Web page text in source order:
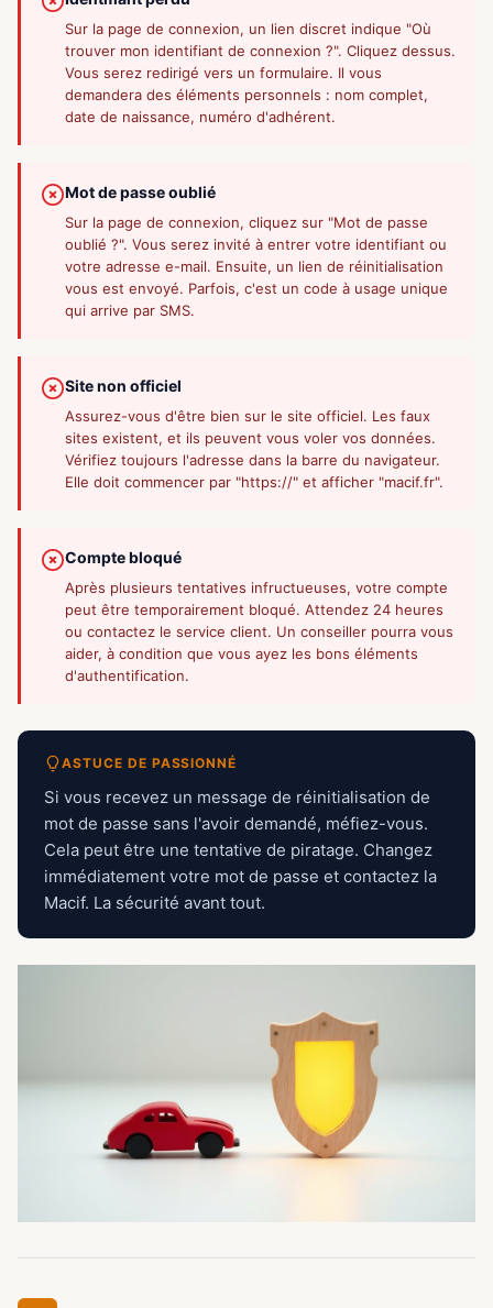
Sur la page de connexion, un lien discret indique "Où
trouver mon identifiant de connexion ?". Cliquez dessus.
Vous serez redirigé vers un formulaire. Il vous
demandera des éléments personnels : nom complet,
date de naissance, numéro d'adhérent.
Mot de passe oublié
Sur la page de connexion, cliquez sur "Mot de passe
oublié ?". Vous serez invité à entrer votre identifiant ou
votre adresse e-mail. Ensuite, un lien de réinitialisation
vous est envoyé. Parfois, c'est un code à usage unique
qui arrive par SMS.
Site non officiel
Assurez-vous d'être bien sur le site officiel. Les faux
sites existent, et ils peuvent vous voler vos données.
Vérifiez toujours l'adresse dans la barre du navigateur.
Elle doit commencer par "https://" et afficher "macif.fr".
Compte bloqué
Après plusieurs tentatives infructueuses, votre compte
peut être temporairement bloqué. Attendez 24 heures
ou contactez le service client. Un conseiller pourra vous
aider, à condition que vous ayez les bons éléments
d'authentification.
ASTUCE DE PASSIONNÉ
Si vous recevez un message de réinitialisation de
mot de passe sans l'avoir demandé, méfiez-vous.
Cela peut être une tentative de piratage. Changez
immédiatement votre mot de passe et contactez la
Macif. La sécurité avant tout.